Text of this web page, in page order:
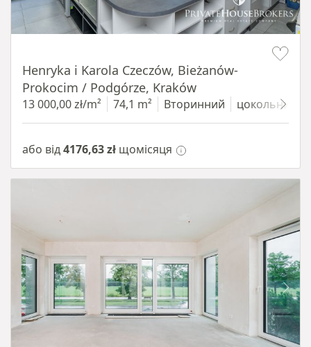
Henryka i Karola Czeczów, Bieżanów-
Prokocim / Podgórze, Kraków
13 000,00 zł/m² 74,1 m² Вторинний цокольний
або від4176,63 zł щомісяця